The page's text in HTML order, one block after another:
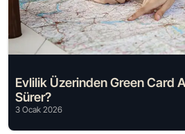
Evlilik Üzerinden Green Card
Sürer?
3 Ocak 2026